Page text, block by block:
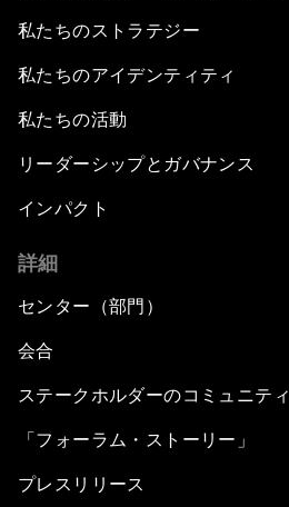
私たちのストラテジー
私たちのアイデンティティ
私たちの活動
リーダーシップとガバナンス
インパクト
詳細
センター（部門）
会合
ステークホルダーのコミュニティ
「フォーラム・ストーリー」
プレスリリース